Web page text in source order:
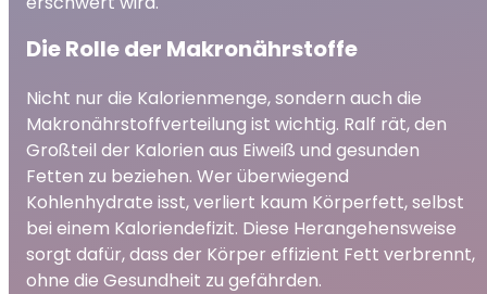
Die Rolle der Makronährstoffe
Nicht nur die Kalorienmenge, sondern auch die
Makronährstoffverteilung ist wichtig. Ralf rät, den
Großteil der Kalorien aus Eiweiß und gesunden
Fetten zu beziehen. Wer überwiegend
Kohlenhydrate isst, verliert kaum Körperfett, selbst
bei einem Kaloriendefizit. Diese Herangehensweise
sorgt dafür, dass der Körper effizient Fett verbrennt,
ohne die Gesundheit zu gefährden.